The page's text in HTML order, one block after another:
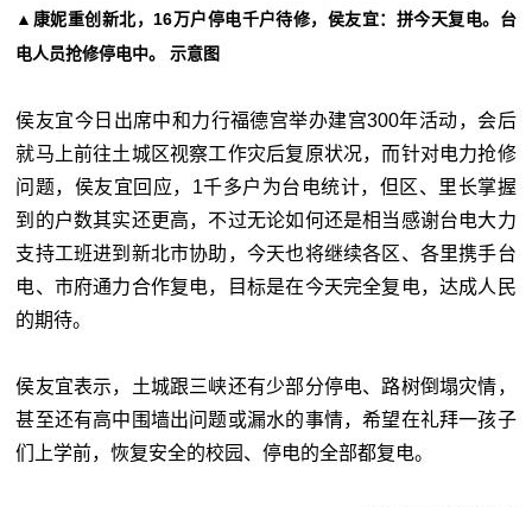
▲康妮重创新北，16万户停电千户待修，侯友宜：拼今天复电。台
电人员抢修停电中。 示意图
侯友宜今日出席中和力行福德宫举办建宫300年活动，会后
就马上前往土城区视察工作灾后复原状况，而针对电力抢修
问题，侯友宜回应，1千多户为台电统计，但区、里长掌握
到的户数其实还更高，不过无论如何还是相当感谢台电大力
支持工班进到新北市协助，今天也将继续各区、各里携手台
电、市府通力合作复电，目标是在今天完全复电，达成人民
的期待。
侯友宜表示，土城跟三峡还有少部分停电、路树倒塌灾情，
甚至还有高中围墙出问题或漏水的事情，希望在礼拜一孩子
们上学前，恢复安全的校园、停电的全部都复电。